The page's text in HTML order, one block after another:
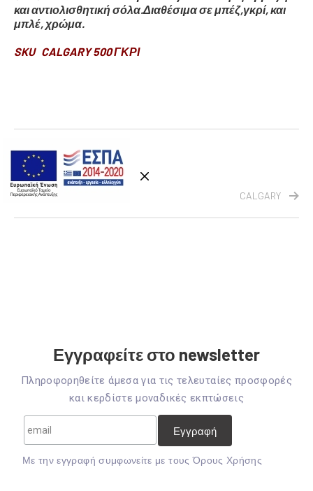
και αντιολισθητική σόλα.Διαθέσιμα σε μπέζ,γκρί, και
μπλέ, χρώμα.
SKU CALGARY 500 ΓΚΡΙ
CALGARY
CALGARY
Εγγραφείτε στο newsletter
Πληροφορηθείτε άμεσα για τις τελευταίες προσφορές
και κερδίστε μοναδικές εκπτώσεις
Mε την εγγραφή συμφωνείτε με τουςΌρους Χρήσης